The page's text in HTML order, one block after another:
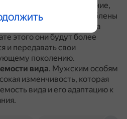
климатическое изменение,
лучше приспособлены
иметь больший шанс на
этого они будут более
и передавать свои
поколению.
вида. Мужским особям
изменчивость, которая
вида и его адаптацию к